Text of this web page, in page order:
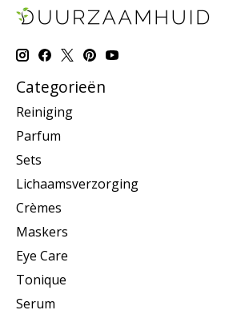
Categorieën
Reiniging
Parfum
Sets
Lichaamsverzorging
Crèmes
Maskers
Eye Care
Tonique
Serum